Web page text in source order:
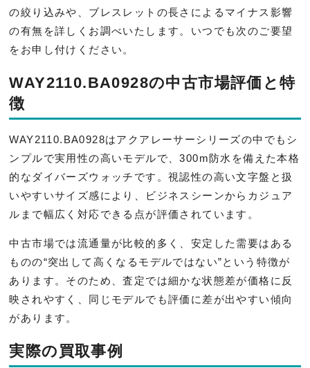
の絞り込みや、ブレスレットの長さによるマイナス影響
の有無を詳しくお調べいたします。いつでも次のご要望
をお申し付けください。
WAY2110.BA0928の中古市場評価と特
徴
WAY2110.BA0928はアクアレーサーシリーズの中でもシ
ンプルで実用性の高いモデルで、300m防水を備えた本格
的なダイバーズウォッチです。視認性の高い文字盤と扱
いやすいサイズ感により、ビジネスシーンからカジュア
ルまで幅広く対応できる点が評価されています。
中古市場では流通量が比較的多く、安定した需要はある
ものの“突出して高くなるモデルではない”という特徴が
あります。そのため、査定では細かな状態差が価格に反
映されやすく、同じモデルでも評価に差が出やすい傾向
があります。
実際の買取事例